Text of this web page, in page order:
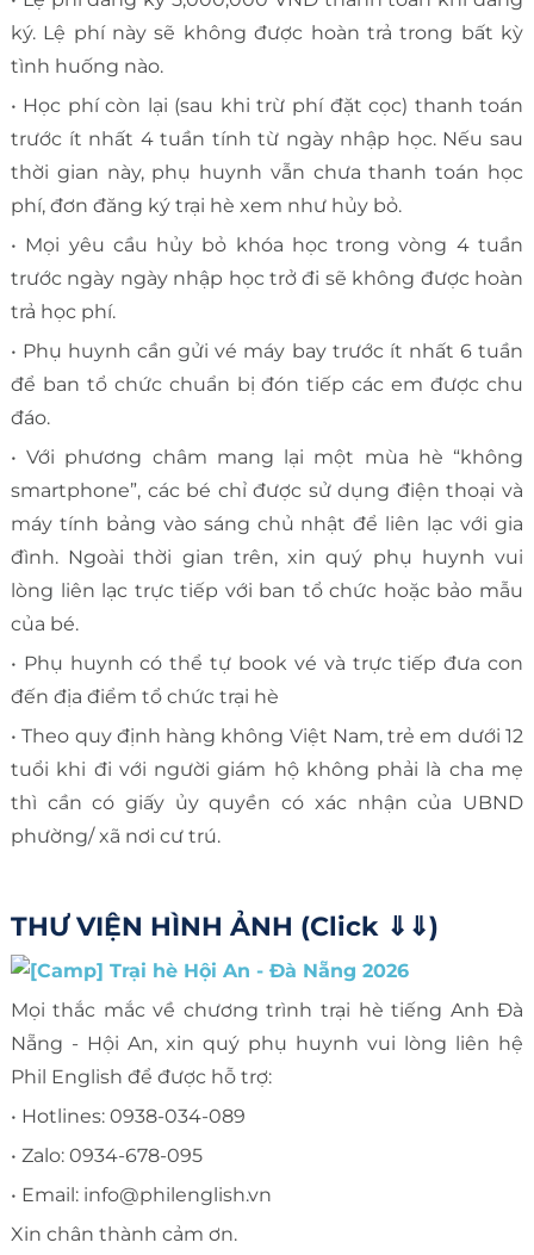
ký. Lệ phí này sẽ không được hoàn trả trong bất kỳ
tình huống nào.
• Học phí còn lại (sau khi trừ phí đặt cọc) thanh toán
trước ít nhất 4 tuần tính từ ngày nhập học. Nếu sau
thời gian này, phụ huynh vẫn chưa thanh toán học
phí, đơn đăng ký trại hè xem như hủy bỏ.
• Mọi yêu cầu hủy bỏ khóa học trong vòng 4 tuần
trước ngày ngày nhập học trở đi sẽ không được hoàn
trả học phí.
• Phụ huynh cần gửi vé máy bay trước ít nhất 6 tuần
để ban tổ chức chuẩn bị đón tiếp các em được chu
đáo.
• Với phương châm mang lại một mùa hè “không
smartphone”, các bé chỉ được sử dụng điện thoại và
máy tính bảng vào sáng chủ nhật để liên lạc với gia
đình. Ngoài thời gian trên, xin quý phụ huynh vui
lòng liên lạc trực tiếp với ban tổ chức hoặc bảo mẫu
của bé.
• Phụ huynh có thể tự book vé và trực tiếp đưa con
đến địa điểm tổ chức trại hè
• Theo quy định hàng không Việt Nam, trẻ em dưới 12
tuổi khi đi với người giám hộ không phải là cha mẹ
thì cần có giấy ủy quyền có xác nhận của UBND
phường/ xã nơi cư trú.
THƯ VIỆN HÌNH ẢNH (Click ⇓⇓)
Mọi thắc mắc về chương trình trại hè tiếng Anh Đà
Nẵng - Hội An, xin quý phụ huynh vui lòng liên hệ
Phil English để được hỗ trợ:
• Hotlines: 0938-034-089
• Zalo: 0934-678-095
• Email: info@philenglish.vn
Xin chân thành cảm ơn.